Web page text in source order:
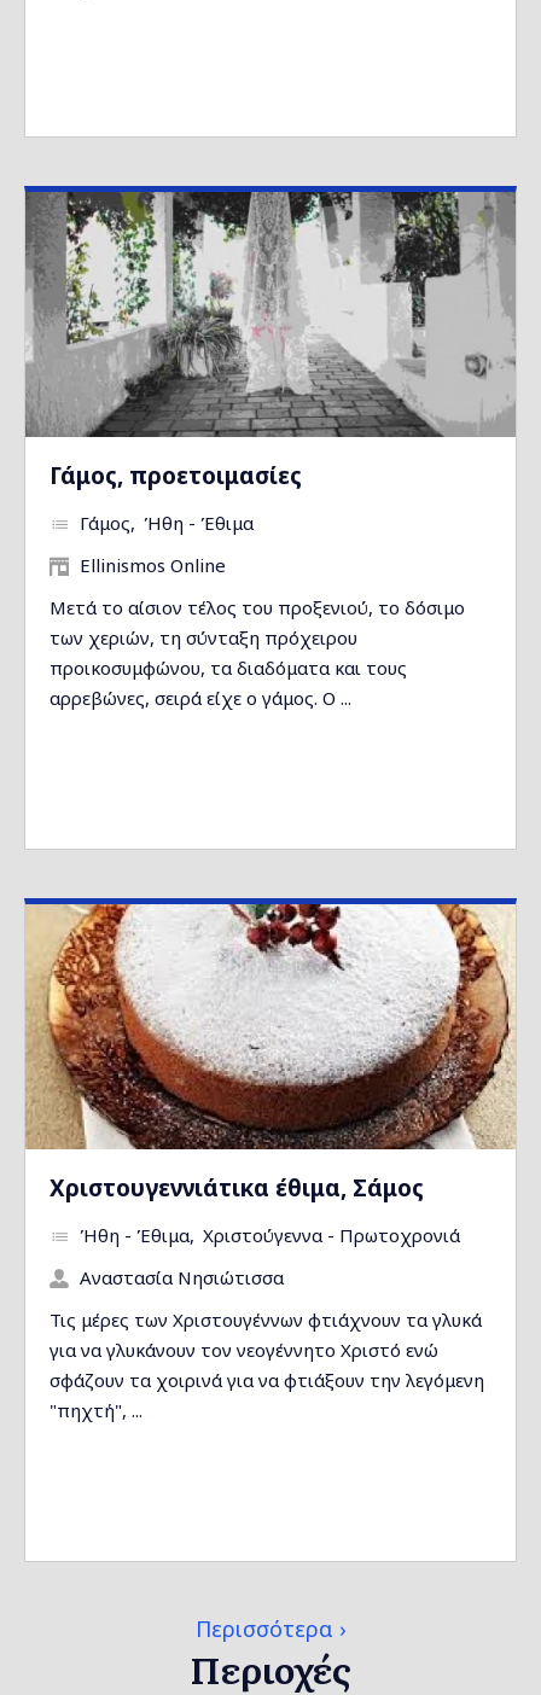
Γάμος, προετοιμασίες
Γάμος Ήθη - Έθιμα
Ellinismos Online
Μετά το αίσιον τέλος του προξενιού, το δόσιμο
των χεριών, τη σύνταξη πρόχειρου
προικοσυμφώνου, τα διαδόματα και τους
αρρεβώνες, σειρά είχε ο γάμος. Ο ...
Χριστουγεννιάτικα έθιμα, Σάμος
Ήθη - Έθιμα Χριστούγεννα - Πρωτοχρονιά
Αναστασία Νησιώτισσα
Τις μέρες των Χριστουγέννων φτιάχνουν τα γλυκά
για να γλυκάνουν τον νεογέννητο Χριστό ενώ
σφάζουν τα χοιρινά για να φτιάξουν την λεγόμενη
"πηχτή", ...
Περισσότερα
Περιοχές